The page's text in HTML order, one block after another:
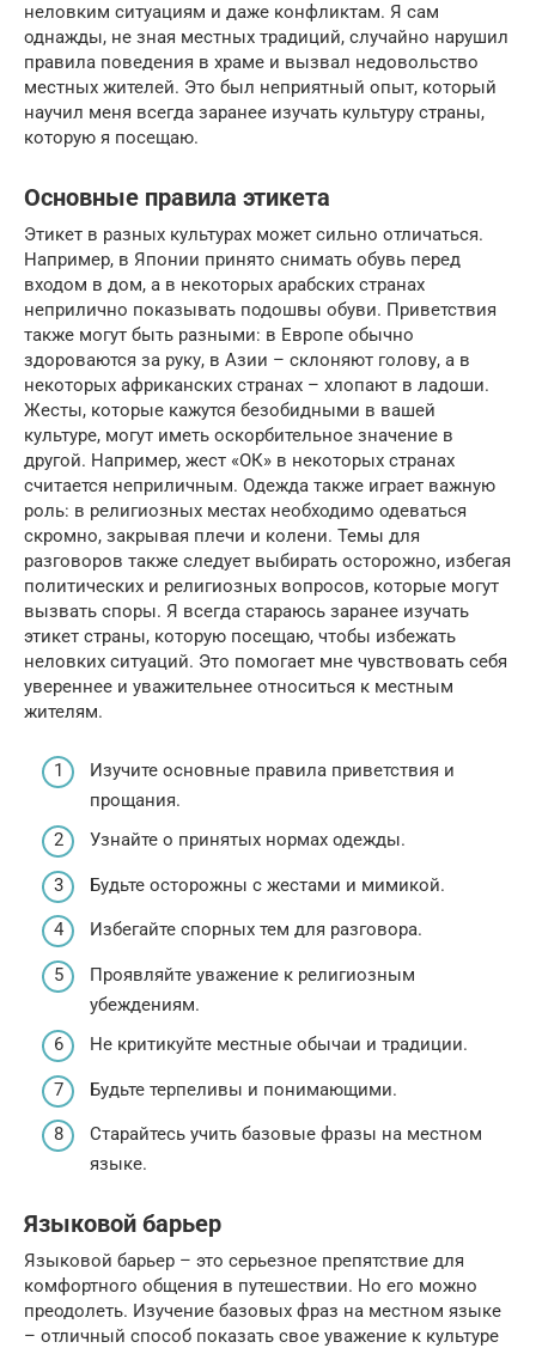
неловким ситуациям и даже конфликтам. Я сам
однажды, не зная местных традиций, случайно нарушил
правила поведения в храме и вызвал недовольство
местных жителей. Это был неприятный опыт, который
научил меня всегда заранее изучать культуру страны,
которую я посещаю.
Основные правила этикета
Этикет в разных культурах может сильно отличаться.
Например, в Японии принято снимать обувь перед
входом в дом, а в некоторых арабских странах
неприлично показывать подошвы обуви. Приветствия
также могут быть разными: в Европе обычно
здороваются за руку, в Азии – склоняют голову, а в
некоторых африканских странах – хлопают в ладоши.
Жесты, которые кажутся безобидными в вашей
культуре, могут иметь оскорбительное значение в
другой. Например, жест «ОК» в некоторых странах
считается неприличным. Одежда также играет важную
роль: в религиозных местах необходимо одеваться
скромно, закрывая плечи и колени. Темы для
разговоров также следует выбирать осторожно, избегая
политических и религиозных вопросов, которые могут
вызвать споры. Я всегда стараюсь заранее изучать
этикет страны, которую посещаю, чтобы избежать
неловких ситуаций. Это помогает мне чувствовать себя
увереннее и уважительнее относиться к местным
жителям.
Изучите основные правила приветствия и
прощания.
Узнайте о принятых нормах одежды.
Будьте осторожны с жестами и мимикой.
Избегайте спорных тем для разговора.
Проявляйте уважение к религиозным
убеждениям.
Не критикуйте местные обычаи и традиции.
Будьте терпеливы и понимающими.
Старайтесь учить базовые фразы на местном
языке.
Языковой барьер
Языковой барьер – это серьезное препятствие для
комфортного общения в путешествии. Но его можно
преодолеть. Изучение базовых фраз на местном языке
– отличный способ показать свое уважение к культуре